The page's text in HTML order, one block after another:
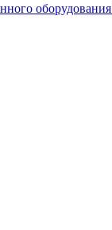
оборудования